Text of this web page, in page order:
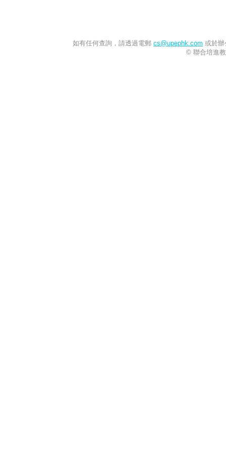
如有任何查詢，請透過電郵 cs@upephk.com 或於
© 聯合培進